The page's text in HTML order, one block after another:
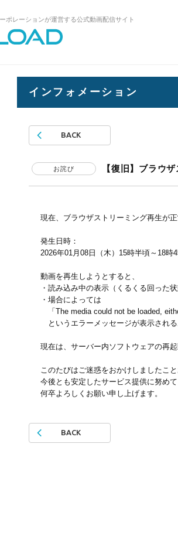
ポレーションが運営する公式動画配信サイト
プページへ
インフォメーション
BACK
お詫び 【復旧】ブラウ
現在、ブラウザストリーミング再生が
発生日時：
2026年01月08日（木）15時半頃～18時
動画を再生しようとすると、
・読み込み中の表示（くるくる回った
・場合によっては
「The media could not be loaded,
というエラーメッセージが表示される
現在は、サーバー内ソフトウェアの再
このたびはご迷惑をおかけしましたこと
今後とも安定したサービス提供に努めて
何卒よろしくお願い申し上げます。
BACK